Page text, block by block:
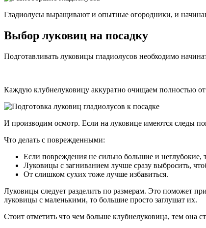
Гладиолусы выращивают и опытные огородники, и
Выбор луковиц на посадку
Подготавливать луковицы гладиолусов необходимо
Каждую клубнелуковицу аккуратно очищаем полностью
И производим осмотр. Если на луковице имеются следы
Что делать с поврежденными:
Если повреждения не сильно большие и неглубокие,
Луковицы с загниванием лучше сразу выбросить,
От слишком сухих тоже лучше избавиться.
Луковицы следует разделить по размерам. Это поможет
луковицы с маленькими, то большие просто заглушат их.
Стоит отметить что чем больше клубнелуковица, тем она